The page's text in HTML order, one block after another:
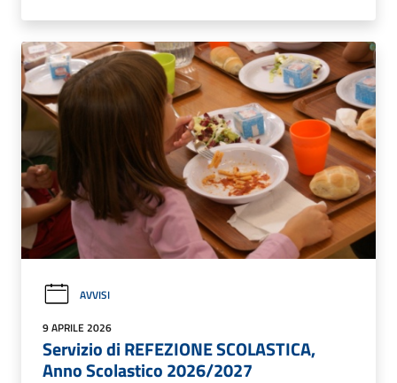
AVVISI
9 APRILE 2026
Servizio di REFEZIONE SCOLASTICA,
Anno Scolastico 2026/2027